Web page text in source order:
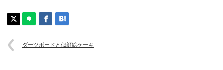
ダーツボードと似顔絵ケーキ